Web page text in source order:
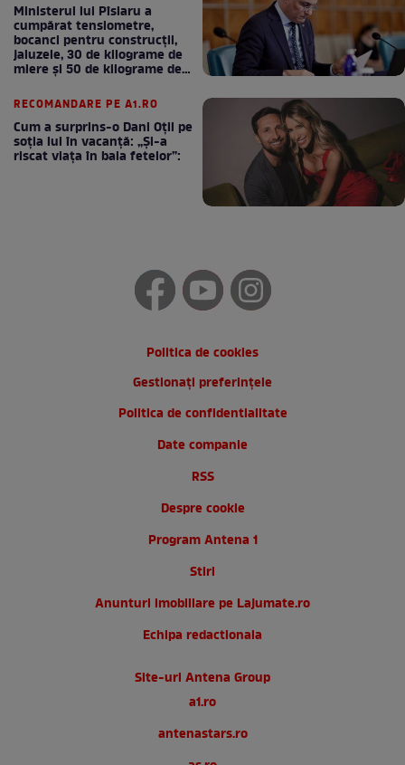
Ministerul lui Pîslaru a
cumpărat tensiometre,
bocanci pentru construcții,
jaluzele, 30 de kilograme de
miere și 50 de kilograme de
RECOMANDARE PE A1.RO
Cum a surprins-o Dani Oțil pe
soția lui în vacanță: „Și-a
riscat viața în baia fetelor”:
Politica de cookies
Gestionați preferințele
Politica de confidentialitate
Date companie
RSS
Despre cookie
Program Antena 1
Stiri
Anunturi imobiliare pe Lajumate.ro
Echipa redactionala
Site-uri Antena Group
a1.ro
antenastars.ro